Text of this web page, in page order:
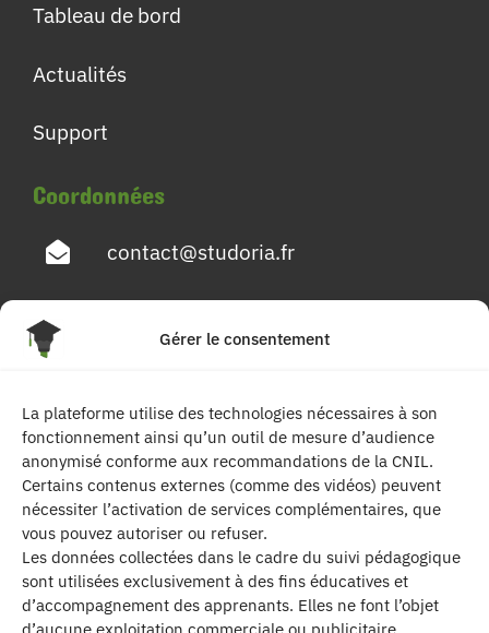
Gérer le consentement
La plateforme utilise des technologies nécessaires à son
fonctionnement ainsi qu’un outil de mesure d’audience
anonymisé conforme aux recommandations de la CNIL.
Certains contenus externes (comme des vidéos) peuvent
nécessiter l’activation de services complémentaires, que
vous pouvez autoriser ou refuser.
Les données collectées dans le cadre du suivi pédagogique
sont utilisées exclusivement à des fins éducatives et
d’accompagnement des apprenants. Elles ne font l’objet
Tableau de bord
Actualités
Support
Coordonnées
contact@studoria.fr
4 Rue Georges Pompidou
Suivez-nous
| Les contenus publiés sur ce site sont